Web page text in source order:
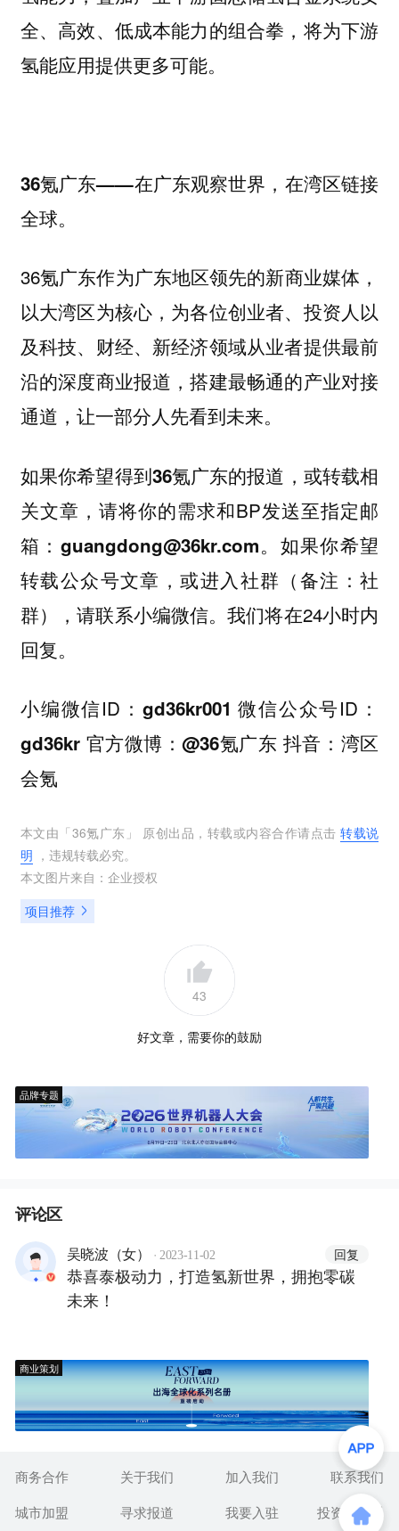
全、高效、低成本能力的组合拳，将为下游
氢能应用提供更多可能。
36氪广东——在广东观察世界，在湾区链接
全球。
36氪广东作为广东地区领先的新商业媒体，
以大湾区为核心，为各位创业者、投资人以
及科技、财经、新经济领域从业者提供最前
沿的深度商业报道，搭建最畅通的产业对接
通道，让一部分人先看到未来。
如果你希望得到36氪广东的报道，或转载相
关文章 ，请将你的需求和BP发送至指定邮
箱： guangdong@36kr.com。如果你希望
转载公众号文章，或进入社群（备注：社
群），请联系小编微信。我们将在24小时内
回复。
小编微信ID： gd36kr001 微信公众号ID：
gd36kr 官方微博：@36氪广东 抖音： 湾区
会氪
本文由「36氪广东 」 原创出品，转载或内容合作请点击转载说
明 ，违规转载必究。
本文图片来自： 企业授权
项目推荐
43
好文章，需要你的鼓励
品牌专题
评论区
吴晓波（女） · 2023-11-02 回复
恭喜泰极动力，打造氢新世界，拥抱零碳
未来！
商业策划
商务合作 关于我们 加入我们
联系我们
城市加盟
寻求报道 我要入驻 投资者关系